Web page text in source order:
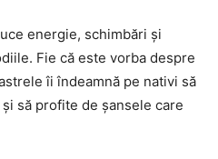
energie, schimbări și
Fie că este vorba despre
îi îndeamnă pe nativi să
să profite de șansele care